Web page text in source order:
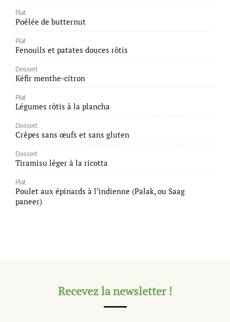
Plat
Poêlée de butternut
Plat
Fenouils et patates douces rôtis
Dessert
Kéfir menthe-citron
Plat
Légumes rôtis à la plancha
Dessert
Crêpes sans œufs et sans gluten
Dessert
Tiramisu léger à la ricotta
Plat
Poulet aux épinards à l’indienne (Palak, ou Saag
paneer)
Recevez la newsletter !